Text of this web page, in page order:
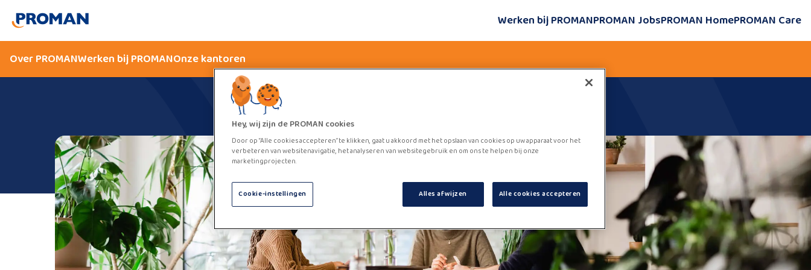
Werken bij PROMANPROMAN JobsPROMAN HomePROMAN Care
Over PROMANWerken bij PROMANOnze kantoren
Hey, wij zijn de PROMAN cookies
Door op “Alle cookies accepteren” te klikken, gaat u akkoord met het opslaan van cookies op uw apparaat voor het
verbeteren van websitenavigatie, het analyseren van websitegebruik en om ons te helpen bij onze
marketingprojecten.
Cookie-instellingen Alles afwijzen Alle cookies accepteren